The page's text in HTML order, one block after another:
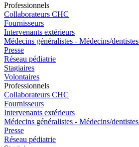
Professionnels
Collaborateurs CHC
Fournisseurs
Intervenants extérieurs
Médecins généralistes - Médecins/
Presse
Réseau pédiatrie
Stagiaires
Volontaires
Professionnels
Collaborateurs CHC
Fournisseurs
Intervenants extérieurs
Médecins généralistes - Médecins/
Presse
Réseau pédiatrie